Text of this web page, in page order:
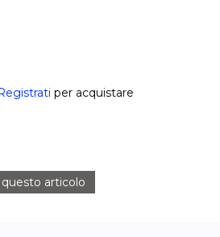
per acquistare
articolo